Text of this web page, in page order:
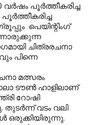
പൂര്‍ത്തീകരിച്ച
പെയിന്റിംഗ്
ചിത്രരചനാ
പിന്നെ
മത്സരം
ടൗണ്‍ ഹാളിലാണ്
റോഷി
വടം വലി
ഒരുക്കിയിരുന്നു.